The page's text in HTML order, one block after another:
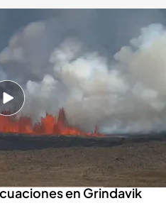
Europa Press
tiene una
de lava más
el nivel rojo de
en Grindavik